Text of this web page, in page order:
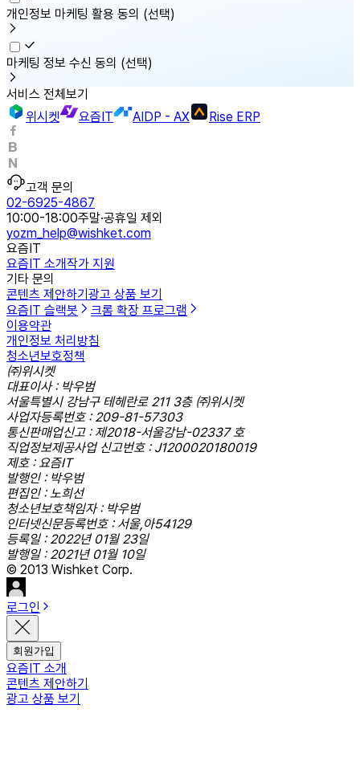
개인정보 마케팅 활용 동의 (선택)
마케팅 정보 수신 동의 (선택)
서비스 전체보기
위시켓
요즘IT AIDP - AX Rise ERP
고객 문의
02-6925-4867
10:00-18:00주말·공휴일 제외
yozm_help@wishket.com
요즘IT
요즘IT 소개작가 지원
기타 문의
콘텐츠 제안하기광고 상품 보기
요즘IT 슬랙봇
크롬 확장 프로그램
이용약관
개인정보 처리방침
청소년보호정책
㈜위시켓
대표이사 : 박우범
서울특별시 강남구 테헤란로 211 3층 ㈜위시켓
사업자등록번호 : 209-81-57303
통신판매업신고 : 제2018-서울강남-02337 호
직업정보제공사업 신고번호 : J1200020180019
제호 : 요즘IT
발행인 : 박우범
편집인 : 노희선
청소년보호책임자 : 박우범
인터넷신문등록번호 : 서울,아54129
등록일 : 2022년 01월 23일
발행일 : 2021년 01월 10일
© 2013 Wishket Corp.
로그인
회원가입
요즘IT 소개
콘텐츠 제안하기
광고 상품 보기